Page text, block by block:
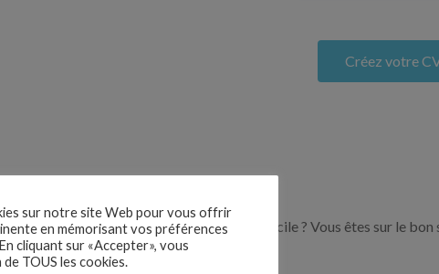
Créez votre
un auxiliaire de vie ou un aide à domicile ? Vous êtes sur le
sur notre site Web pour vous offrir
en mémorisant vos préférences
cliquant sur «Accepter», vous
TOUS les cookies.